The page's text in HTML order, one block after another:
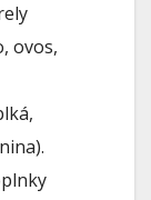
ovos,